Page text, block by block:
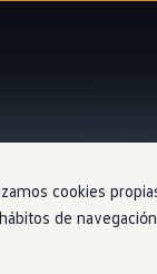
cookies
de